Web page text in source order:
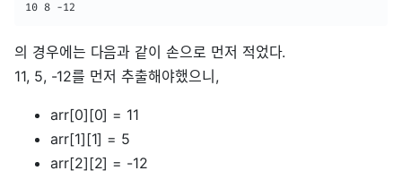
10 8 -12
의 경우에는 다음과 같이 손으로 먼저 적었다.
11, 5, -12를 먼저 추출해야했으니,
arr[0][0] = 11
arr[1][1] = 5
arr[2][2] = -12